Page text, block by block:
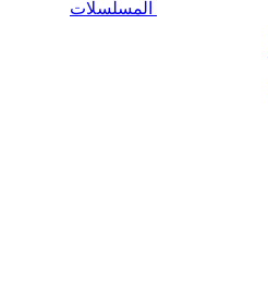
المسلسلات